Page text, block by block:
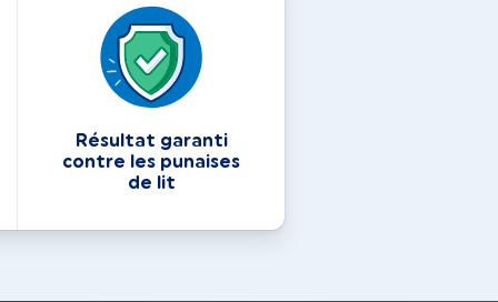
Résultat garanti
contre les punaises
de lit